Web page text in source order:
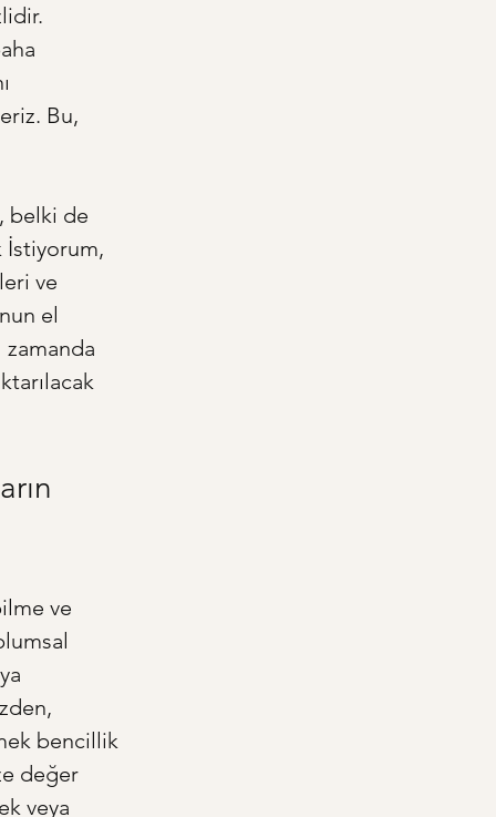
Bu,
belki de
İstiyorum,
ve
el
zamanda
ve
bencillik
değer
veya